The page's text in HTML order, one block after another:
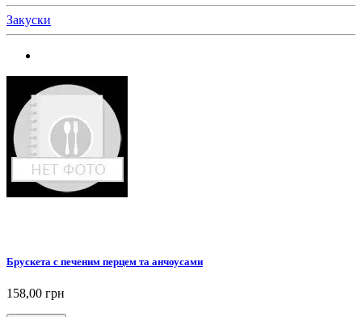
Закуски
Брускета с печеним перцем та анчоусами
158,00 грн